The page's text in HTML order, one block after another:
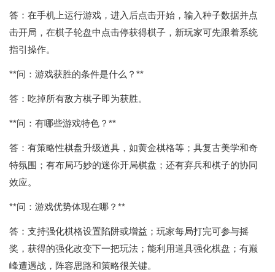
答：在手机上运行游戏，进入后点击开始，输入种子数据并点
击开局，在棋子轮盘中点击停获得棋子，新玩家可先跟着系统
指引操作。
**问：游戏获胜的条件是什么？**
答：吃掉所有敌方棋子即为获胜。
**问：有哪些游戏特色？**
答：有策略性棋盘升级道具，如黄金棋格等；具复古美学和奇
特氛围；有布局巧妙的迷你开局棋盘；还有弃兵和棋子的协同
效应。
**问：游戏优势体现在哪？**
答：支持强化棋格设置陷阱或增益；玩家每局打完可参与摇
奖，获得的强化改变下一把玩法；能利用道具强化棋盘；有巅
峰遭遇战，阵容思路和策略很关键。